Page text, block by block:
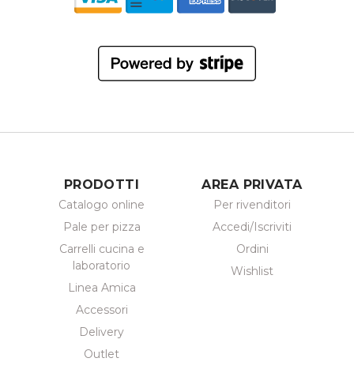
PRODOTTI
Catalogo online
Pale per pizza
Carrelli cucina e
laboratorio
Linea Amica
Accessori
Delivery
Outlet
AREA PRIVATA
Per rivenditori
Accedi/Iscriviti
Ordini
Wishlist